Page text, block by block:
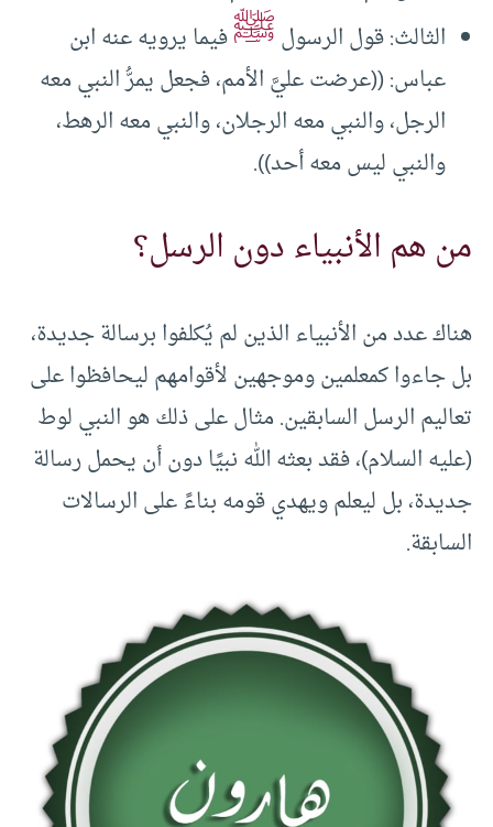
الثالث: قول الرسولﷺفيما يرويه عنه ابن
عباس: ((عرضت عليَّ الأمم، فجعل يمرُّ النبي معه
الرجل، والنبي معه الرجلان، والنبي معه الرهط،
والنبي ليس معه أحد)).
من هم الأنبياء دون الرسل؟
هناك عدد من الأنبياء الذين لم يُكلفوا برسالة جديدة،
بل جاءوا كمعلمين وموجهين لأقوامهم ليحافظوا على
تعاليم الرسل السابقين. مثال على ذلك هو النبي لوط
(عليه السلام)، فقد بعثه الله نبيًا دون أن يحمل رسالة
جديدة، بل ليعلم ويهدي قومه بناءً على الرسالات
السابقة.